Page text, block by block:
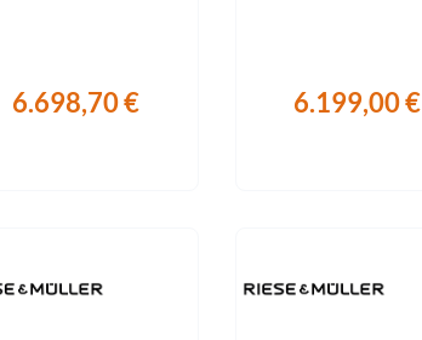
6.698,70 € 6.199,00 €